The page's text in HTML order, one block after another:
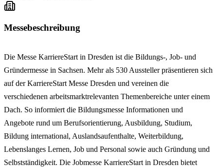
Messebeschreibung
Die Messe KarriereStart in Dresden ist die Bildungs-, Job- und
Gründermesse in Sachsen. Mehr als 530 Aussteller präsentieren sich
auf der KarriereStart Messe Dresden und vereinen die
verschiedenen arbeitsmarktrelevanten Themenbereiche unter einem
Dach. So informiert die Bildungsmesse Informationen und
Angebote rund um Berufsorientierung, Ausbildung, Studium,
Bildung international, Auslandsaufenthalte, Weiterbildung,
Lebenslanges Lernen, Job und Personal sowie auch Gründung und
Selbstständigkeit. Die Jobmesse KarriereStart in Dresden bietet